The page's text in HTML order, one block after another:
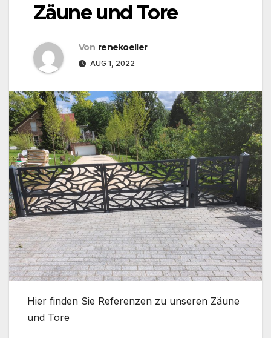
Zäune und Tore
Von renekoeller
AUG 1, 2022
Hier finden Sie Referenzen zu unseren Zäune
und Tore